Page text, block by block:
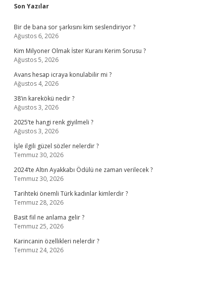
Sidebar
Son Yazılar
Bir de bana sor şarkısını kim seslendiriyor ?
Ağustos 6, 2026
Kim Milyoner Olmak İster Kuranı Kerim Sorusu ?
Ağustos 5, 2026
Avans hesap icraya konulabilir mi ?
Ağustos 4, 2026
38’in karekökü nedir ?
Ağustos 3, 2026
2025’te hangi renk giyilmeli ?
Ağustos 3, 2026
İşle ilgili güzel sözler nelerdir ?
Temmuz 30, 2026
2024’te Altın Ayakkabı Ödülü ne zaman verilecek ?
Temmuz 30, 2026
Tarihteki önemli Türk kadınlar kimlerdir ?
Temmuz 28, 2026
Basit fiil ne anlama gelir ?
Temmuz 25, 2026
Karincanin özellikleri nelerdir ?
Temmuz 24, 2026